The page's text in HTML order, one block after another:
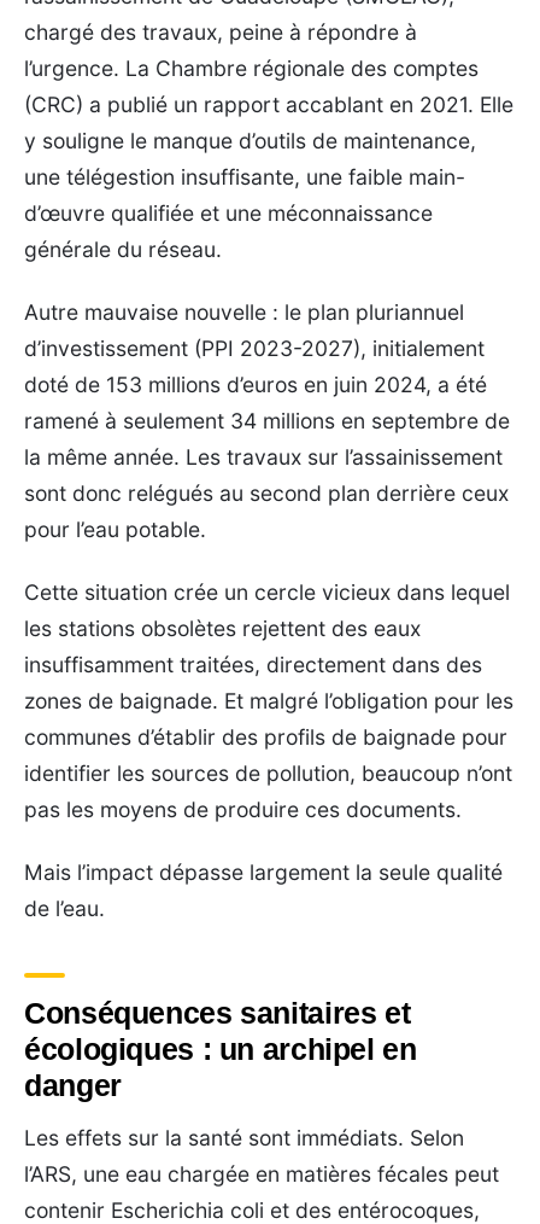
chargé des travaux, peine à répondre à
l’urgence. La Chambre régionale des comptes
(CRC) a publié un rapport accablant en 2021. Elle
y souligne le manque d’outils de maintenance,
une télégestion insuffisante, une faible main-
d’œuvre qualifiée et une méconnaissance
générale du réseau.
Autre mauvaise nouvelle : le plan pluriannuel
d’investissement (PPI 2023-2027), initialement
doté de 153 millions d’euros en juin 2024, a été
ramené à seulement 34 millions en septembre de
la même année. Les travaux sur l’assainissement
sont donc relégués au second plan derrière ceux
pour l’eau potable.
Cette situation crée un cercle vicieux dans lequel
les stations obsolètes rejettent des eaux
insuffisamment traitées, directement dans des
zones de baignade. Et malgré l’obligation pour les
communes d’établir des profils de baignade pour
identifier les sources de pollution, beaucoup n’ont
pas les moyens de produire ces documents.
Mais l’impact dépasse largement la seule qualité
de l’eau.
Conséquences sanitaires et
écologiques : un archipel en
danger
Les effets sur la santé sont immédiats. Selon
l’ARS, une eau chargée en matières fécales peut
contenir Escherichia coli et des entérocoques,